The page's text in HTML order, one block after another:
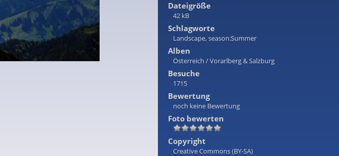
Dateigröße
42 kB
Schlagworte
Landscape,season:Summer
Alben
Österreich /Vorarlberg & Salzburg
Besuche
1715
Bewertung
noch keine Bewertung
Foto bewerten
Copyright
Creative Commons (BY-SA)